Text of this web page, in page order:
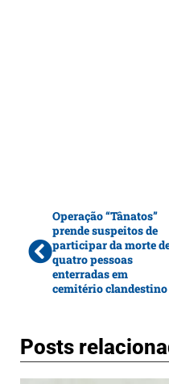
Operação “Tânatos”
prende suspeitos de
participar da morte
quatro pessoas
enterradas em
cemitério clandestino
Posts